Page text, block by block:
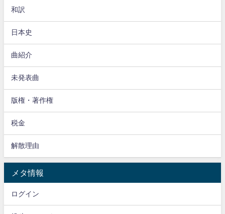
和訳
日本史
曲紹介
未発表曲
版権・著作権
税金
解散理由
メタ情報
ログイン